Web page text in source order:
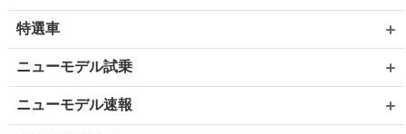
特選車
ニューモデル試乗
ニューモデル速報